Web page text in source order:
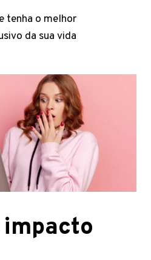
tenha o melhor
da sua vida
impacto